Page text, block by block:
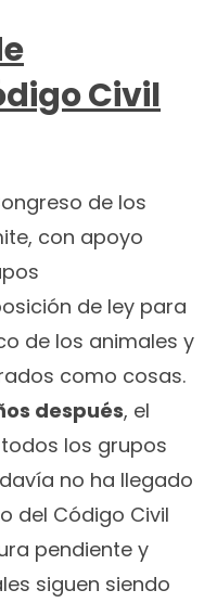
Civil
de los
con apoyo
de ley para
de los animales y
como cosas.
después, el
los grupos
no ha llegado
del Código Civil
pendiente y
siguen siendo